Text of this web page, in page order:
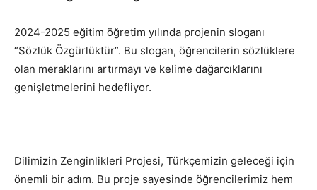
2024-2025 eğitim öğretim yılında projenin sloganı
“Sözlük Özgürlüktür”. Bu slogan, öğrencilerin sözlüklere
olan meraklarını artırmayı ve kelime dağarcıklarını
genişletmelerini hedefliyor.
Dilimizin Zenginlikleri Projesi, Türkçemizin geleceği için
önemli bir adım. Bu proje sayesinde öğrencilerimiz hem